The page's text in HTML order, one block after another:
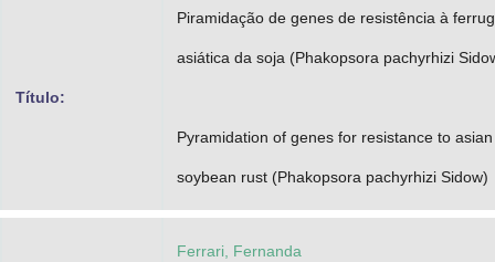
Título:
Piramidação de genes de resistência à
asiática da soja (Phakopsora pachyrhizi
Pyramidation of genes for resistance to asian
soybean rust (Phakopsora pachyrhizi Sidow)
Ferrari, Fernanda